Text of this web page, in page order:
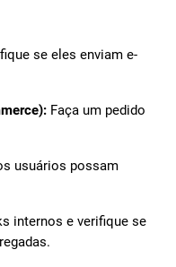
se eles enviam e-
Faça um pedido
usuários possam
internos e verifique se